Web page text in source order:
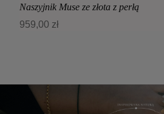
Naszyjnik Muse ze złota z perłą
959,00 zł